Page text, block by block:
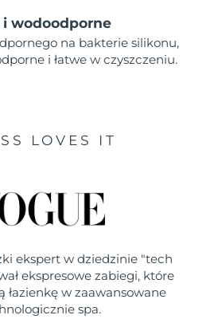
wodoodporne
na bakterie silikonu,
i łatwe w czyszczeniu.
LOVES IT
ekspert w dziedzinie "tech
ekspresowe zabiegi, które
łazienkę w zaawansowane
spa.